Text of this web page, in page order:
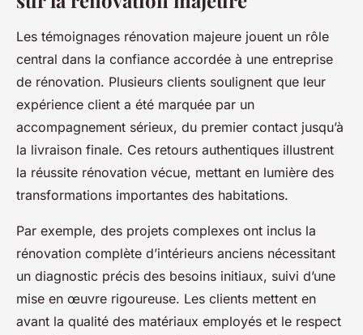
Les témoignages rénovation majeure jouent un rôle
central dans la confiance accordée à une entreprise
de rénovation. Plusieurs clients soulignent que leur
expérience client a été marquée par un
accompagnement sérieux, du premier contact jusqu’à
la livraison finale. Ces retours authentiques illustrent
la réussite rénovation vécue, mettant en lumière des
transformations importantes des habitations.
Par exemple, des projets complexes ont inclus la
rénovation complète d’intérieurs anciens nécessitant
un diagnostic précis des besoins initiaux, suivi d’une
mise en œuvre rigoureuse. Les clients mettent en
avant la qualité des matériaux employés et le respect